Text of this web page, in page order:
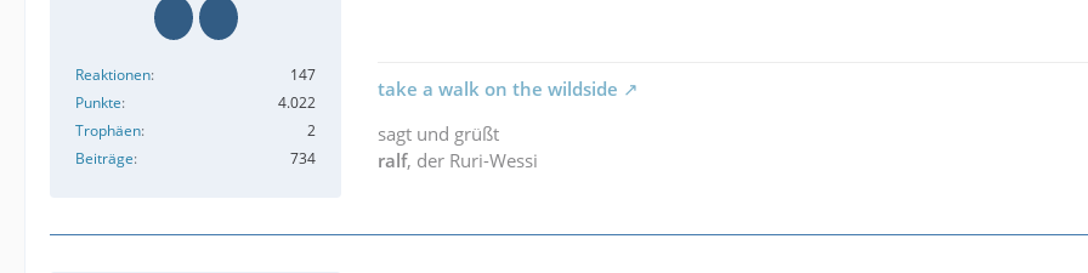
Reaktionen
147
Punkte
4.022
Trophäen
2
Beiträge
734
take a walk on the wildside
sagt und grüßt
ralf, der Ruri-Wessi